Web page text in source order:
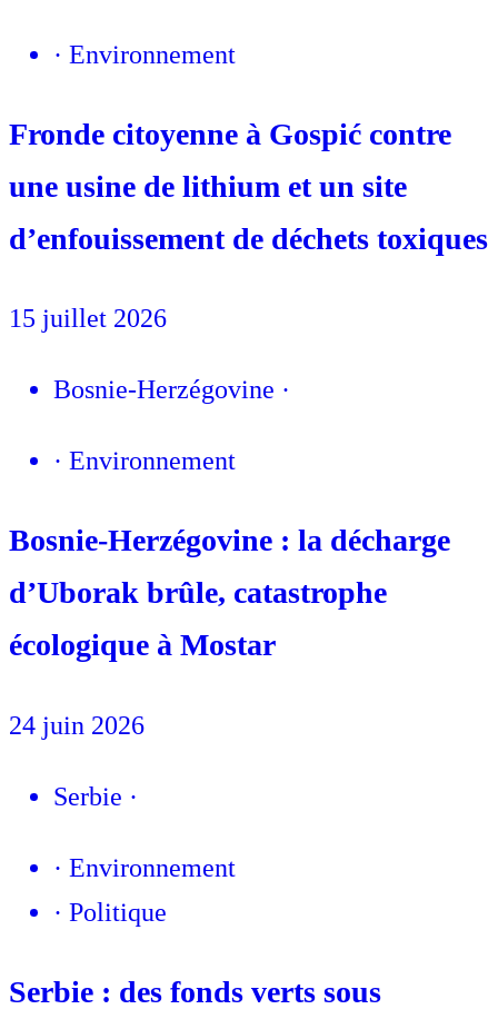
· Environnement
Fronde citoyenne à Gospić contre
une usine de lithium et un site
d’enfouissement de déchets toxiques
15 juillet 2026
Bosnie-Herzégovine ·
· Environnement
Bosnie-Herzégovine : la décharge
d’Uborak brûle, catastrophe
écologique à Mostar
24 juin 2026
Serbie ·
· Environnement
· Politique
Serbie : des fonds verts sous